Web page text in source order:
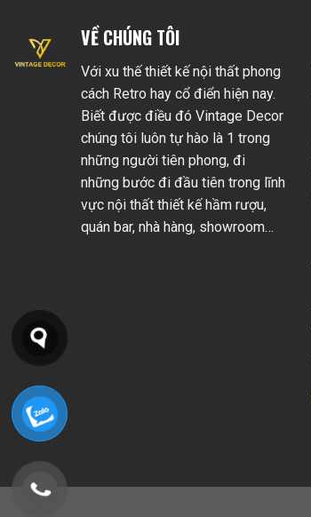
VỀ CHÚNG TÔI
Với xu thế thiết kế nội thất phong
cách Retro hay cổ điển hiện nay.
Biết được điều đó Vintage Decor
chúng tôi luôn tự hào là 1 trong
những người tiên phong, đi
những bước đi đầu tiên trong lĩnh
vực nội thất thiết kế hầm rượu,
quán bar, nhà hàng, showroom…